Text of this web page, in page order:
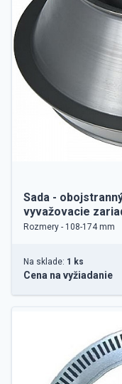
Sada -
vyvažovacie
Rozmery - 108-174 mm
Na sklade: 1 ks
Cena na vyžiadanie